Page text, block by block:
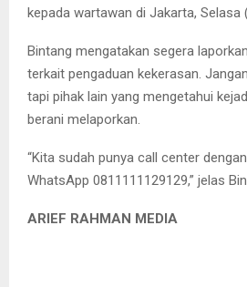
kepada wartawan di Jakarta, Selasa
Bintang mengatakan segera
terkait pengaduan kekerasan.
tapi pihak lain yang mengetahui
berani melaporkan.
“Kita sudah punya call center
WhatsApp 0811111129129,” jelas
ARIEF RAHMAN MEDIA